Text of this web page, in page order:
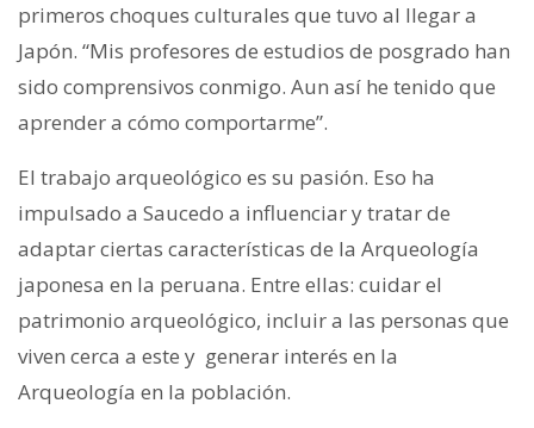
primeros choques culturales que tuvo al llegar a
Japón. “Mis profesores de estudios de posgrado han
sido comprensivos conmigo. Aun así he tenido que
aprender a cómo comportarme”.
El trabajo arqueológico es su pasión. Eso ha
impulsado a Saucedo a influenciar y tratar de
adaptar ciertas características de la Arqueología
japonesa en la peruana. Entre ellas: cuidar el
patrimonio arqueológico, incluir a las personas que
viven cerca a este y generar interés en la
Arqueología en la población.